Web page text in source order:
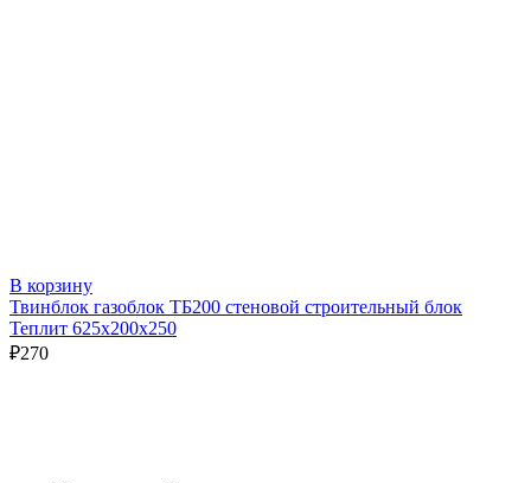
В корзину
Твинблок газоблок ТБ200 стеновой строительный блок
Теплит 625х200х250
₽270